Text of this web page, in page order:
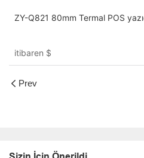
ZY-Q821 80mm Termal POS
itibaren $
Prev